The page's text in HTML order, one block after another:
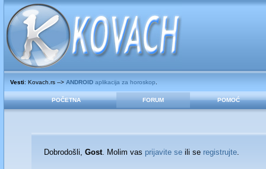
Vesti: Kovach.rs --> ANDROIDaplikacija za horoskop
POČETNA FORUM POMOĆ
Dobrodošli,Gost. Molim vas prijavite se ili se registrujte.